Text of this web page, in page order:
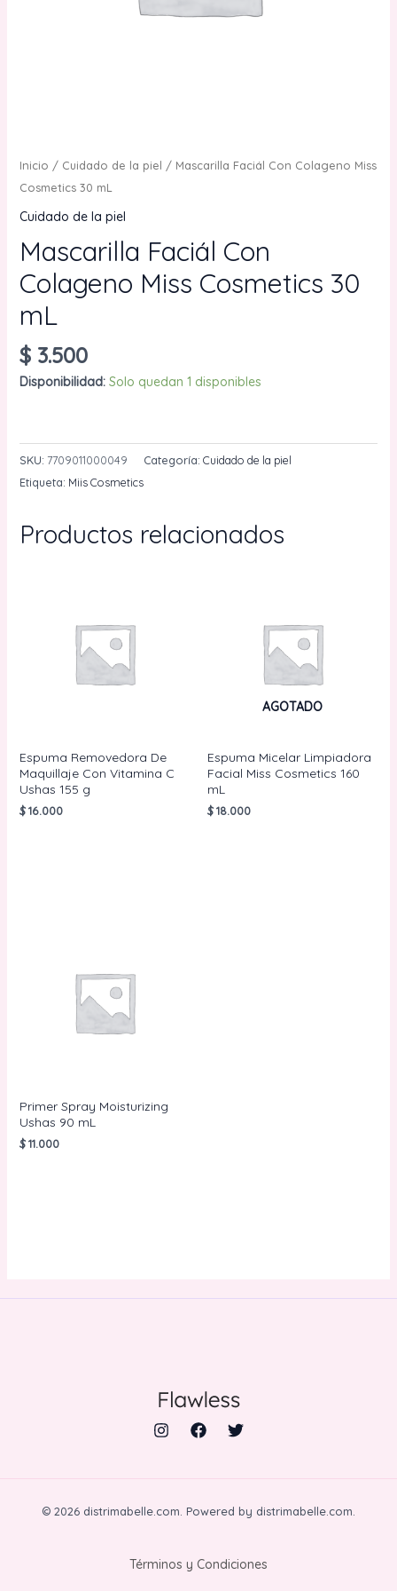
Inicio / Cuidado de la piel / Mascarilla Faciál Con Colageno Miss
Cosmetics 30 mL
Cuidado de la piel
Mascarilla Faciál Con
Colageno Miss Cosmetics 30
mL
$3.500
Disponibilidad: Solo quedan 1 disponibles
Con
Colageno
Cosmetics
30
SKU: 7709011000049 Categoría: Cuidado de la piel
Etiqueta: Miis Cosmetics
Productos relacionados
Espuma Removedora De
Maquillaje Con Vitamina C
Ushas 155 g
$16.000
AGOTADO
Espuma Micelar Limpiadora
Facial Miss Cosmetics 160
mL
$18.000
Primer Spray Moisturizing
Ushas 90 mL
$11.000
© 2026 distrimabelle.com. Powered by distrimabelle.com.
Términos y Condiciones